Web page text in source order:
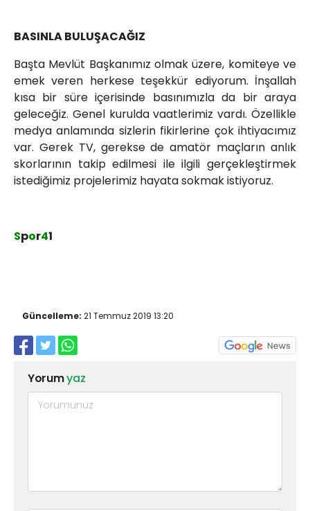
BASINLA BULUŞACAĞIZ
Başta Mevlüt Başkanımız olmak üzere, komiteye ve
emek veren herkese teşekkür ediyorum. İnşallah
kısa bir süre içerisinde basınımızla da bir araya
geleceğiz. Genel kurulda vaatlerimiz vardı. Özellikle
medya anlamında sizlerin fikirlerine çok ihtiyacımız
var. Gerek TV, gerekse de amatör maçların anlık
skorlarının takip edilmesi ile ilgili gerçekleştirmek
istediğimiz projelerimiz hayata sokmak istiyoruz.
Spor41
Güncelleme: 21 Temmuz 2019 13:20
Yorumyaz